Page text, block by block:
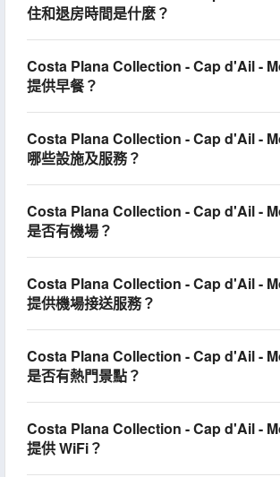
住和退房時間是什麼？
Costa Plana Collection - Cap d'Ail -
提供早餐？
Costa Plana Collection - Cap d'Ail -
哪些設施及服務？
Costa Plana Collection - Cap d'Ail -
是否有機場？
Costa Plana Collection - Cap d'Ail -
提供機場接送服務？
Costa Plana Collection - Cap d'Ail -
是否有熱門景點？
Costa Plana Collection - Cap d'Ail -
提供 WiFi？